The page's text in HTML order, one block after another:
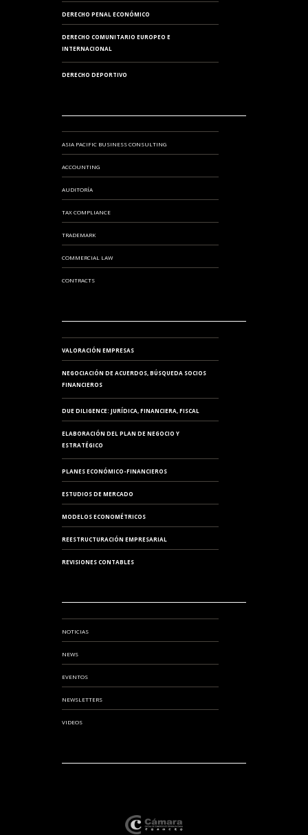
DERECHO PENAL ECONÓMICO
DERECHO COMUNITARIO EUROPEO E
INTERNACIONAL
DERECHO DEPORTIVO
ASIA PACIFIC BUSINESS CONSULTING
ACCOUNTING
AUDITORÍA
TAX COMPLIANCE
TRADEMARK
COMMERCIAL LAW
CONTRACTS
VALORACIÓN EMPRESAS
NEGOCIACIÓN DE ACUERDOS, BÚSQUEDA SOCIOS
FINANCIEROS
DUE DILIGENCE: JURÍDICA, FINANCIERA, FISCAL
ELABORACIÓN DEL PLAN DE NEGOCIO Y
ESTRATÉGICO
PLANES ECONÓMICO-FINANCIEROS
ESTUDIOS DE MERCADO
MODELOS ECONOMÉTRICOS
REESTRUCTURACIÓN EMPRESARIAL
REVISIONES CONTABLES
NOTICIAS
NEWS
EVENTOS
NEWSLETTERS
VIDEOS